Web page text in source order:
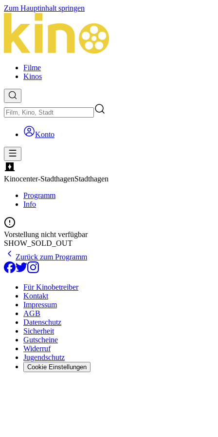
Zum Hauptinhalt springen
Filme
Kinos
Konto
Kinocenter-StadthagenStadthagen
Programm
Info
Vorstellung nicht verfügbar
SHOW_SOLD_OUT
Zurück zum Programm
Für Kinobetreiber
Kontakt
Impressum
AGB
Datenschutz
Sicherheit
Gutscheine
Widerruf
Jugendschutz
Cookie Einstellungen